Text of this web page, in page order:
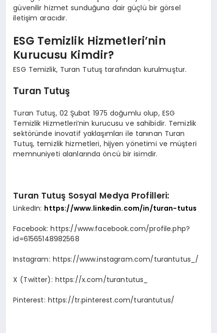
güvenilir hizmet sunduğuna dair güçlü bir görsel
iletişim aracıdır.
ESG Temizlik Hizmetleri’nin
Kurucusu Kimdir?
ESG Temizlik, Turan Tutuş tarafından kurulmuştur.
Turan Tutuş
Turan Tutuş, 02 Şubat 1975 doğumlu olup, ESG
Temizlik Hizmetleri’nin kurucusu ve sahibidir. Temizlik
sektöründe inovatif yaklaşımları ile tanınan Turan
Tutuş, temizlik hizmetleri, hijyen yönetimi ve müşteri
memnuniyeti alanlarında öncü bir isimdir.
Turan Tutuş Sosyal Medya Profilleri:
LinkedIn: https://www.linkedin.com/in/turan-tutus
Facebook: https://www.facebook.com/profile.php?
id=61565148982568
Instagram: https://www.instagram.com/turantutus_/
X (Twitter): https://x.com/turantutus_
Pinterest: https://tr.pinterest.com/turantutus/